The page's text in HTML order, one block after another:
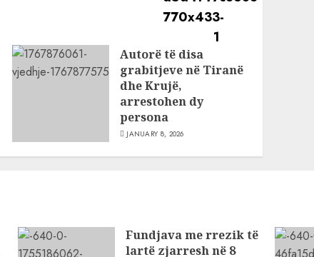
Autorë të disa
grabitjeve në Tiranë
dhe Krujë,
arrestohen dy
persona
JANUARY 8, 2026
Fundjava me rrezik të
lartë zjarresh në 8